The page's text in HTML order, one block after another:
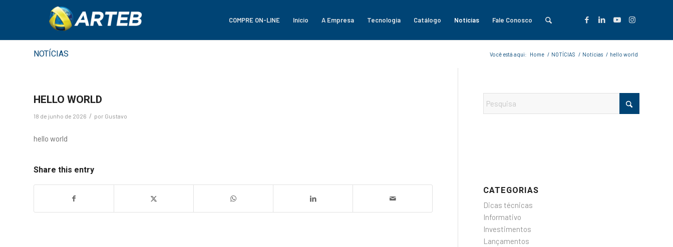
COMPRE ON-LINE Início A Empresa Tecnologia Catálogo Notícias Fale Conosco
NOTÍCIAS Você está aqui: Home / NOTÍCIAS / Notícias / hello world
HELLO WORLD
18 de junho de 2026 / por Gustavo
hello world
Share this entry
CATEGORIAS
Dicas técnicas
Informativo
Investimentos
Lançamentos